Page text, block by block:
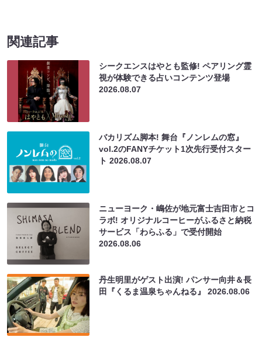
関連記事
シークエンスはやとも監修! ペアリング霊
視が体験できる占いコンテンツ登場
2026.08.07
バカリズム脚本! 舞台『ノンレムの窓』
vol.2のFANYチケット1次先行受付スター
ト2026.08.07
ニューヨーク・嶋佐が地元富士吉田市とコ
ラボ! オリジナルコーヒーがふるさと納税
サービス「わらふる」で受付開始
2026.08.06
丹生明里がゲスト出演! パンサー向井＆長
田『くるま温泉ちゃんねる』2026.08.06